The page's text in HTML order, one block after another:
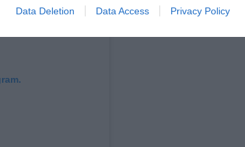
Data Deletion Data Access Privacy Policy